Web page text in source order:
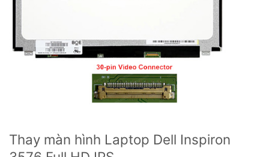
Thay màn hình Laptop Dell Inspiron